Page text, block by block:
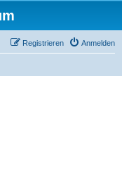
Anmelden
Registrieren